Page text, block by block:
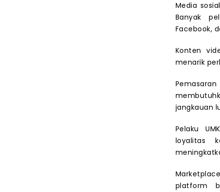
Media
Banyak
Facebook,
Konten
menarik
jangkauan
Pelaku
loyalitas
platform